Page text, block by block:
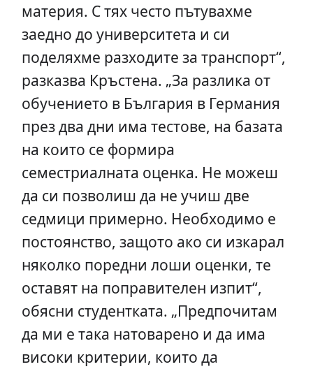
материя. С тях често пътувахме
заедно до университета и си
поделяхме разходите за транспорт“,
разказва Кръстена. „За разлика от
обучението в България в Германия
през два дни има тестове, на базата
на които се формира
семестриалната оценка. Не можеш
да си позволиш да не учиш две
седмици примерно. Необходимо е
постоянство, защото ако си изкарал
няколко поредни лоши оценки, те
оставят на поправителен изпит“,
обясни студентката. „Предпочитам
да ми е така натоварено и да има
високи критерии, които да